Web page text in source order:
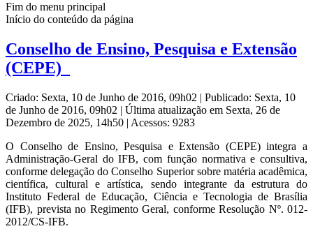
Fim do menu principal
Início do conteúdo da página
Conselho de Ensino, Pesquisa e Extensão
(CEPE)
Criado: Sexta, 10 de Junho de 2016, 09h02 | Publicado: Sexta, 10
de Junho de 2016, 09h02 | Última atualização em Sexta, 26 de
Dezembro de 2025, 14h50 | Acessos: 9283
O Conselho de Ensino, Pesquisa e Extensão (CEPE) integra a
Administração-Geral do IFB, com função normativa e consultiva,
conforme delegação do Conselho Superior sobre matéria acadêmica,
científica, cultural e artística, sendo integrante da estrutura do
Instituto Federal de Educação, Ciência e Tecnologia de Brasília
(IFB), prevista no Regimento Geral, conforme Resolução Nº. 012-
2012/CS-IFB.